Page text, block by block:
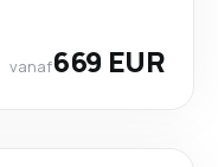
vanaf669 EUR